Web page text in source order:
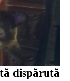
dispărută